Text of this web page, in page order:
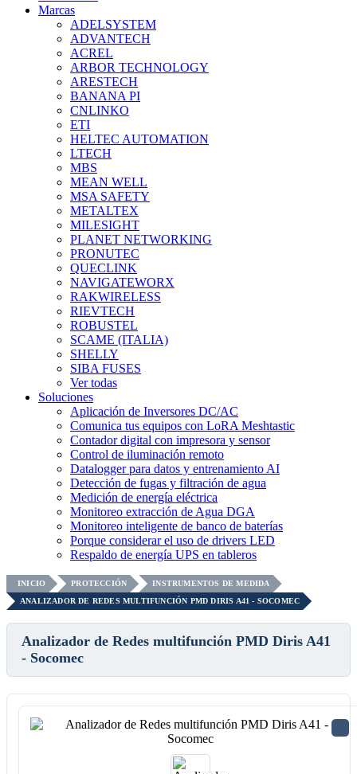
Marcas
ADELSYSTEM
ADVANTECH
ACREL
ARBOR TECHNOLOGY
ARESTECH
BANANA PI
CNLINKO
ETI
HELTEC AUTOMATION
LTECH
MBS
MEAN WELL
MSA SAFETY
METALTEX
MILESIGHT
PLANET NETWORKING
PRONUTEC
QUECLINK
NAVIGATEWORX
RAKWIRELESS
RIEVTECH
ROBUSTEL
SCAME (ITALIA)
SHELLY
SIBA FUSES
Ver todas
Soluciones
Aplicación de Inversores DC/AC
Comunica tus equipos con LoRA Meshtastic
Contador digital con impresora y sensor
Control de iluminación remoto
Datalogger para datos y entrenamiento AI
Detección de fugas y filtración de agua
Medición de energía eléctrica
Monitoreo extracción de Agua DGA
Monitoreo inteligente de banco de baterías
Porque considerar el uso de drivers LED
Respaldo de energía UPS en tableros
INICIO PROTECCIÓN
INSTRUMENTOS DE MEDIDA
ANALIZADOR DE REDES MULTIFUNCIÓN PMD DIRIS A41 - SOCOMEC
Analizador de Redes multifunción PMD Diris A41
- Socomec